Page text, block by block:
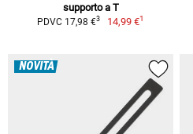
supporto a T
PDVC 17,98 €3 14,99 €1
NOVITÀ